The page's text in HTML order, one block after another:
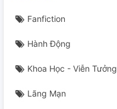
Fanfiction
Hành Động
Khoa Học - Viễn Tưởng
Lãng Mạn